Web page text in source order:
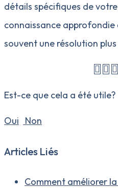
détails spécifiques de
connaissance
souvent une résolution
Est-ce que cela a été utile?
Oui Non
Articles Liés
Comment améliorer